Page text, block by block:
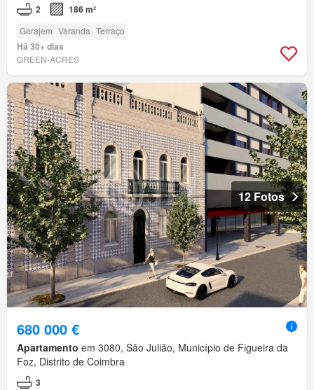
2 186 m²
Garajem Varanda Terraço
Há 30+ dias
GREEN-ACRES
12 Fotos
680 000 €
Apartamento em 3080, São Julião, Município de Figueira da
Foz, Distrito de Coimbra
3